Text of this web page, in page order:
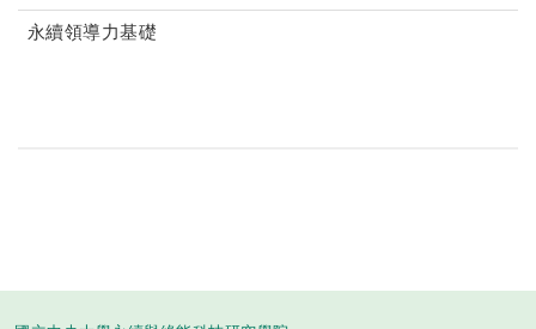
永續領導力基礎